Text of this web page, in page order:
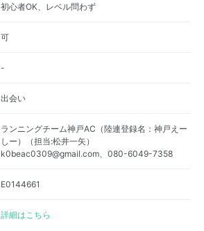
初心者OK、レベル問わず
可
-
出会い
ランニングチーム神戸AC（陸連登録名：神戸えー
しー）（担当:松井一矢）
k0beac0309@gmail.com、080-6049-7358
E0144661
詳細はこちら